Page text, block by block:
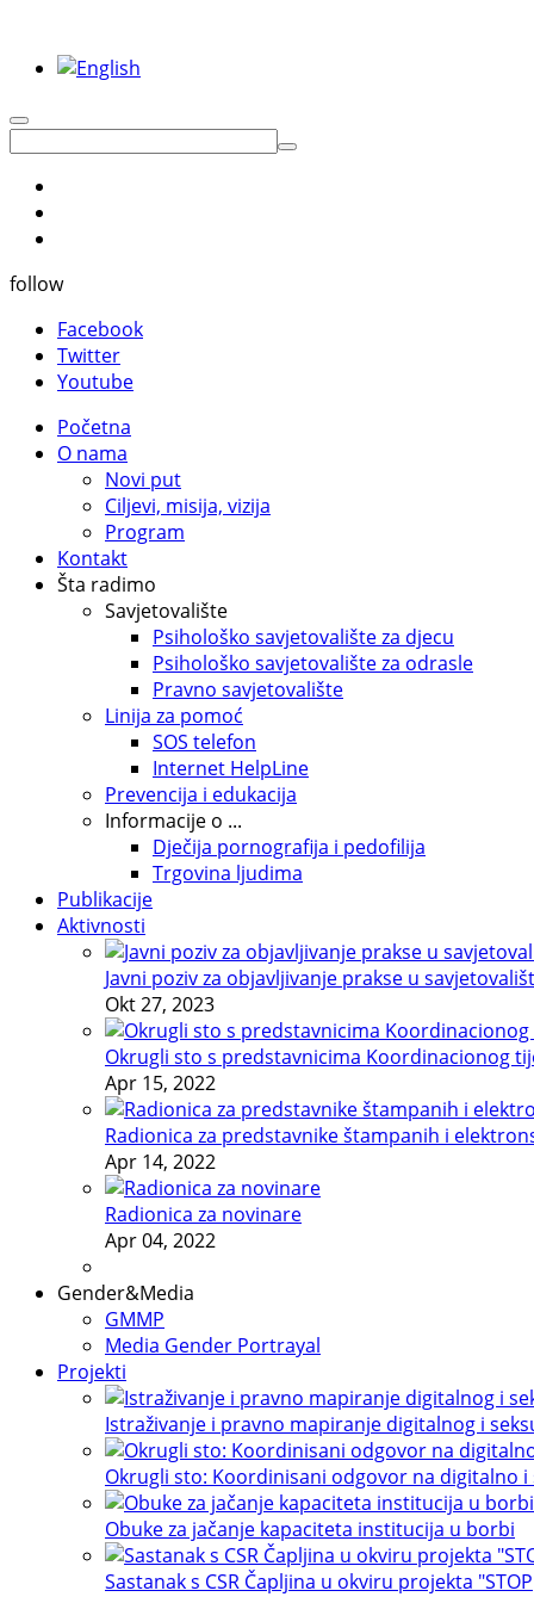
follow
Facebook
Twitter
Youtube
Početna
O nama
Novi put
Ciljevi, misija, vizija
Program
Kontakt
Šta radimo
Savjetovalište
Psihološko savjetovalište za djecu
Psihološko savjetovalište za odrasle
Pravno savjetovalište
Linija za pomoć
SOS telefon
Internet HelpLine
Prevencija i edukacija
Informacije o ...
Dječija pornografija i pedofilija
Trgovina ljudima
Publikacije
Aktivnosti
Javni poziv za objavljivanje prakse u
Okt 27, 2023
Okrugli sto s predstavnicima Koordinacionog
Apr 15, 2022
Radionica za predstavnike štampanih i
Apr 14, 2022
Radionica za novinare
Apr 04, 2022
Gender&Media
GMMP
Media Gender Portrayal
Projekti
Istraživanje i pravno mapiranje digitalnog i
Okrugli sto: Koordinisani odgovor na digitalno i
Obuke za jačanje kapaciteta institucija u borbi
Sastanak s CSR Čapljina u okviru projekta "STOP